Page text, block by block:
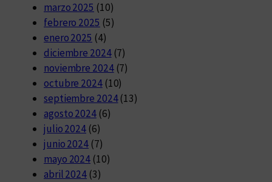
marzo 2025 (10)
febrero 2025 (5)
enero 2025 (4)
diciembre 2024(7)
noviembre 2024(7)
octubre 2024(10)
septiembre 2024(13)
agosto 2024(6)
julio 2024 (6)
junio 2024 (7)
mayo 2024 (10)
abril 2024 (3)